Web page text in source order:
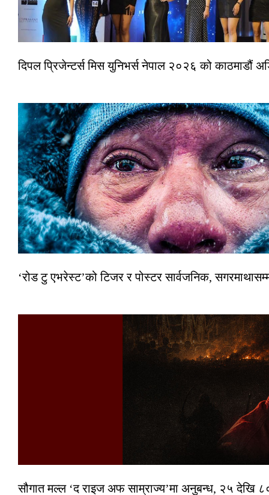
दिपल प्रिजेन्टर्स मिस युनिभर्स नेपाल २०२६ को काठमाडौं
‘रोड टु एभरेस्ट’को टिजर र पोस्टर सार्वजनिक,
सौगात मल्ल ‘द राइज अफ साम्राज्य’मा अनुबन्ध, २५ देखि